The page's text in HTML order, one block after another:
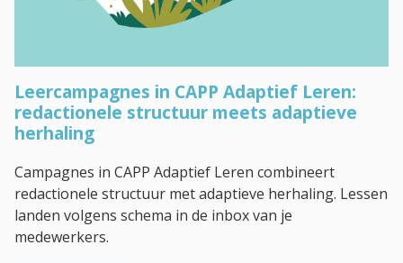
Leercampagnes in CAPP Adaptief Leren:
redactionele structuur meets adaptieve
herhaling
Campagnes in CAPP Adaptief Leren combineert
redactionele structuur met adaptieve herhaling. Lessen
landen volgens schema in de inbox van je
medewerkers.